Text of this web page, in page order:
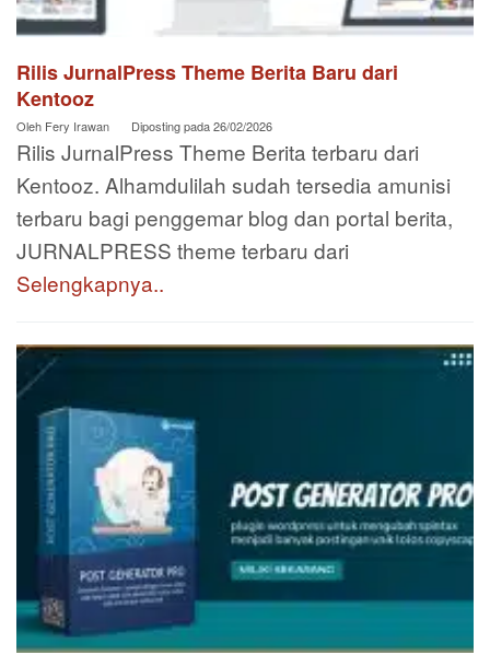
Rilis JurnalPress Theme Berita Baru dari
Kentooz
Oleh Fery Irawan Diposting pada26/02/2026
Rilis JurnalPress Theme Berita terbaru dari
Kentooz. Alhamdulilah sudah tersedia amunisi
terbaru bagi penggemar blog dan portal berita,
JURNALPRESS theme terbaru dari
Selengkapnya..